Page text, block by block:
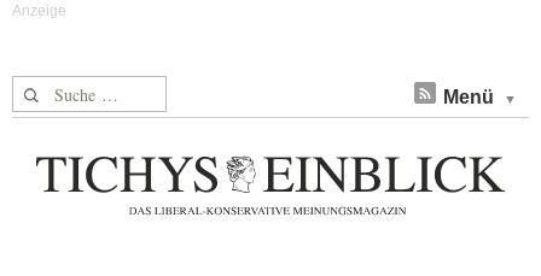
Suche nach: Menü